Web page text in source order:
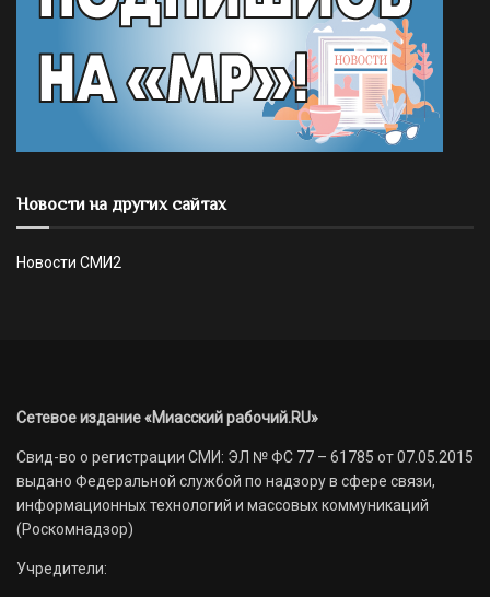
Новости на других сайтах
Новости СМИ2
Сетевое издание «Миасский рабочий.RU»
Свид-во о регистрации СМИ: ЭЛ № ФС 77 – 61785 от 07.05.2015
выдано Федеральной службой по надзору в сфере связи,
информационных технологий и массовых коммуникаций
(Роскомнадзор)
Учредители: